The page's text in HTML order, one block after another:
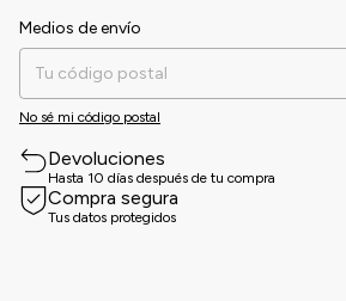
Entregas para el CP:
Medios de envío
No sé mi código postal
Devoluciones
Hasta 10 días después de tu compra
Compra segura
Tus datos protegidos